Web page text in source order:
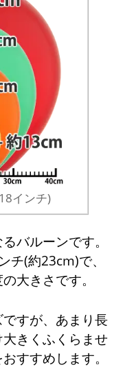
インチ)
バルーンです。
チ(約23cm)で、
大きさです。
すが、あまり長
きくふくらませ
すすめします。